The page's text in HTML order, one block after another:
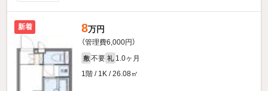
新着 8万円
（管理費6,000円）
敷 不要 礼 1.0ヶ月
1階 / 1K / 26.08㎡